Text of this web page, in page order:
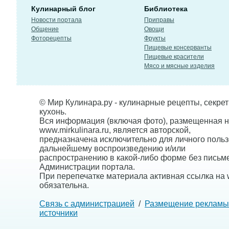
Кулинарный блог
Новости портала
Общение
Фоторецепты
Библиотека
Приправы
Овощи
Фрукты
Пищевые консерванты
Пищевые красители
Мясо и мясные изделия
© Мир Кулинара.ру - кулинарные рецепты,
кухонь.
Вся информация (включая фото), размещенная
www.mirkulinara.ru, является авторской,
предназначена исключительно для личного
дальнейшему воспроизведению и/или
распространению в какой-либо форме без
Администрации портала.
При перепечатке материала активная ссылка на
обязательна.
Связь с администрацией / Размещение рекламы
источники